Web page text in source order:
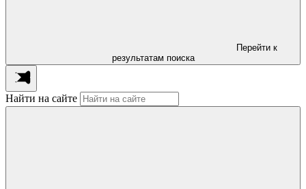
Перейти к
результатам поиска
Найти на сайте